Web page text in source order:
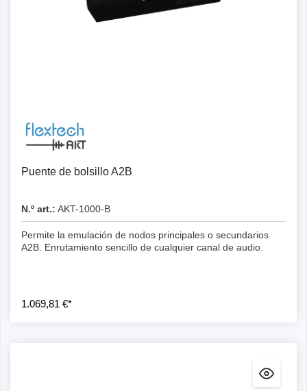
Puente de bolsillo A2B
N.º art.: AKT-1000-B
Permite la emulación de nodos principales o secundarios
A2B. Enrutamiento sencillo de cualquier canal de audio.
1.069,81 €*